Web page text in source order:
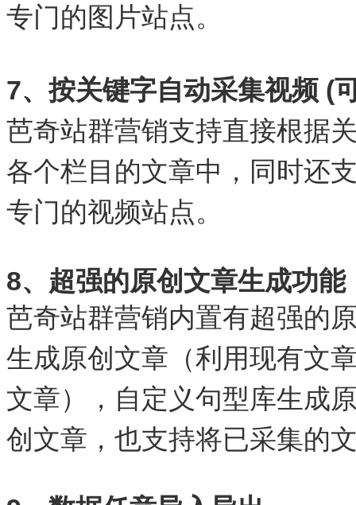
专门的图片站点。
7、按关键字自动采集视频 (
芭奇站群营销支持直接根据
各个栏目的文章中，同时还
专门的视频站点。
8、超强的原创文章生成功能
芭奇站群营销内置有超强的
生成原创文章（利用现有文
文章），自定义句型库生成
创文章，也支持将已采集的